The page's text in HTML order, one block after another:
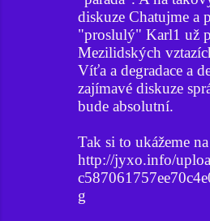
diskuze Chatujme a
"proslulý" Karl1 už
Mezilidských
Víťa a degradace a
zajímavé diskuze
bude absolutní.
Tak si to ukážeme
http://jyxo.info/
g